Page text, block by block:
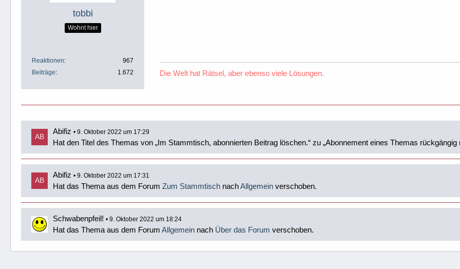
tobbi
Wohnt hier
Reaktionen
967
Beiträge
1.672 Die Welt hat Rätsel, aber ebenso viele Lösungen.
Abifiz 9. Oktober 2022 um 17:29
Hat den Titel des Themas von „Im Stammtisch, abonnierten Beitrag löschen.“ zu „Abonnement eines Themas rückgängig
Abifiz 9. Oktober 2022 um 17:31
Hat das Thema aus dem Forum Zum Stammtisch nachAllgemein verschoben.
Schwabenpfeil! 9. Oktober 2022 um 18:24
Hat das Thema aus dem Forum Allgemein nach Über das Forum verschoben.